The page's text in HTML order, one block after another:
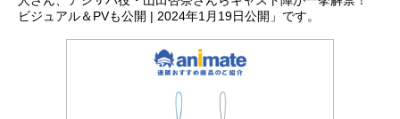
ghts」ONEOKROCK公開開始年＆季
ングダム」製作委員会実写映画『キ
ングダム』公式サイト実写映画『キ
ビジュアル＆PVも公開 | 2024年1月19日公開」です。